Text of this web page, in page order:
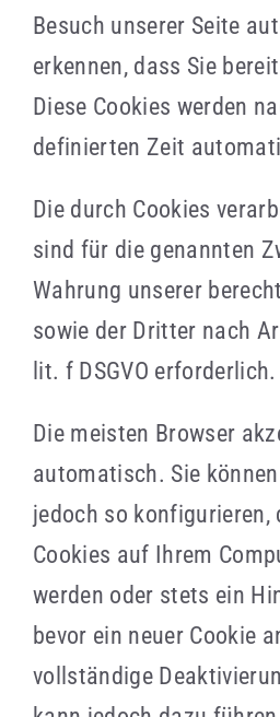
Besuch unserer Seite
erkennen, dass Sie
Diese Cookies werden
definierten Zeit
Die durch Cookies
sind für die genannten
Wahrung unserer
sowie der Dritter nach
lit. f DSGVO erforderlich.
Die meisten Browser
automatisch. Sie
jedoch so konfigurieren,
Cookies auf Ihrem
werden oder stets ein
bevor ein neuer Cookie
vollständige